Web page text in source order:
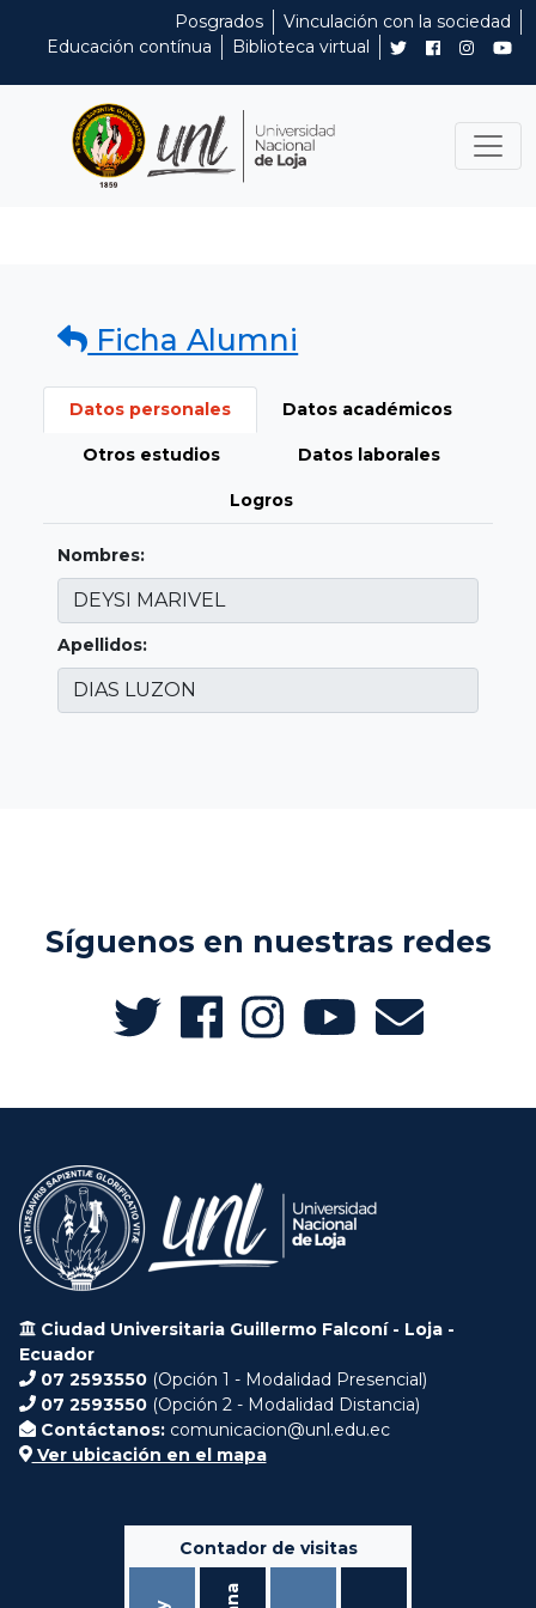
Posgrados
Vinculación con la sociedad
Educación contínua
Biblioteca virtual
Ficha Alumni
Datos personales Datos académicos
Otros estudios Datos laborales
Logros
Nombres:
Apellidos:
Síguenos en nuestras redes
Ciudad Universitaria Guillermo Falconí - Loja -
Ecuador
07 2593550 (Opción 1 - Modalidad Presencial)
07 2593550 (Opción 2 - Modalidad Distancia)
Contáctanos: comunicacion@unl.edu.ec
Ver ubicación en el mapa
Contador de visitas